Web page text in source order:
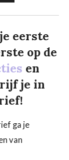
eerste
op de
en
je in
ga je
van